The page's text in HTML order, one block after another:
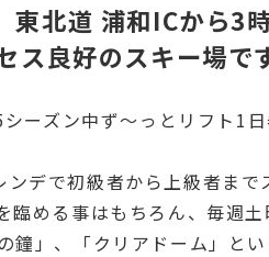
東北道 浦和ICから3
良好のスキー場です
ーズン中ず〜っとリフト1
デで初級者から上級者まで
める事はもちろん、毎週土
」、「クリアドーム」と